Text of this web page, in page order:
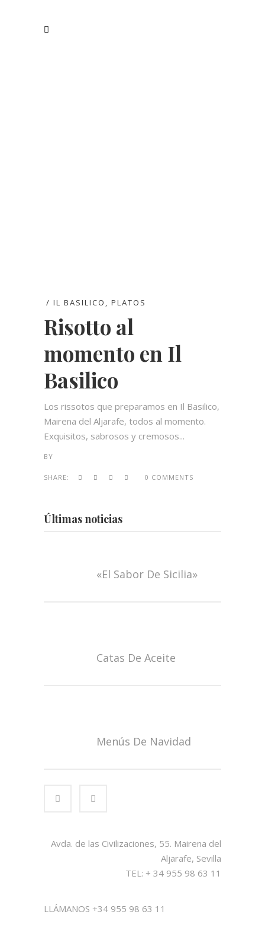
IL BASILICO , PLATOS
Risotto al
momento en Il
Basilico
Los rissotos que preparamos en Il Basilico,
Mairena del Aljarafe, todos al momento.
Exquisitos, sabrosos y cremosos...
BY
SHARE: 0 COMMENTS
Últimas noticias
«El Sabor De Sicilia»
Catas De Aceite
Menús De Navidad
Avda. de las Civilizaciones, 55. Mairena del
Aljarafe, Sevilla
TEL: + 34 955 98 63 11
LLÁMANOS +34 955 98 63 11